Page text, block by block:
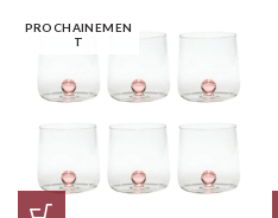
PROCHAINEMEN
T